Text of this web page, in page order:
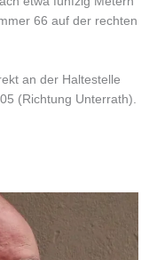
66 auf der rechten
an der Haltestelle
(Richtung Unterrath).